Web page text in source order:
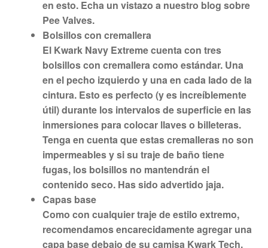
en esto. Echa un vistazo a nuestro blog sobre
Pee Valves.
Bolsillos con cremallera
El Kwark Navy Extreme cuenta con tres
bolsillos con cremallera como estándar. Una
en el pecho izquierdo y una en cada lado de la
cintura. Esto es perfecto (y es increíblemente
útil) durante los intervalos de superficie en las
inmersiones para colocar llaves o billeteras.
Tenga en cuenta que estas cremalleras no son
impermeables y si su traje de baño tiene
fugas, los bolsillos no mantendrán el
contenido seco. Has sido advertido jaja.
Capas base
Como con cualquier traje de estilo extremo,
recomendamos encarecidamente agregar una
capa base debajo de su camisa Kwark Tech,